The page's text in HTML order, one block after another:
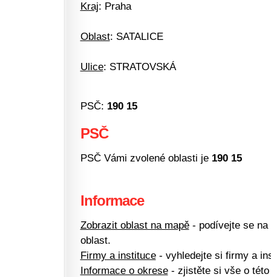
Kraj: Praha
Oblast: SATALICE
Ulice: STRATOVSKÁ
PSČ: 190 15
PSČ
PSČ Vámi zvolené oblasti je 190 15
Informace
Zobrazit oblast na mapě- podívejte se na
oblast.
Firmy a instituce- vyhledejte si firmy a
Informace o okrese- zjistěte si vše o této